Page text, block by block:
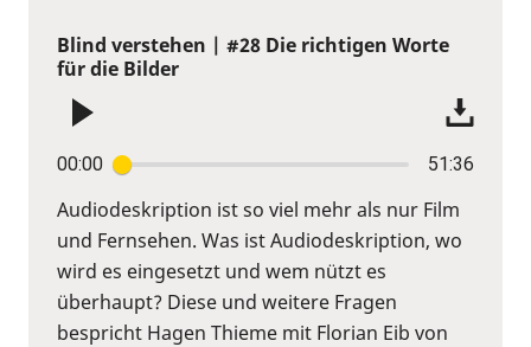
Blind verstehen | #28 Die richtigen Worte
für die Bilder
00:00 51:36
Audiodeskription ist so viel mehr als nur Film
und Fernsehen. Was ist Audiodeskription, wo
wird es eingesetzt und wem nützt es
überhaupt? Diese und weitere Fragen
bespricht Hagen Thieme mit Florian Eib von